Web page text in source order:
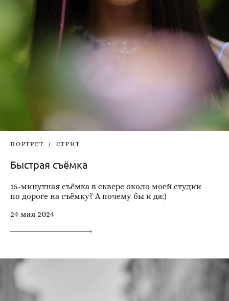
ПОРТРЕТ СТРИТ
Быстрая съёмка
15-минутная съёмка в сквере около моей студии
по дороге на съёмку? А почему бы и да:)
24 мая 2024